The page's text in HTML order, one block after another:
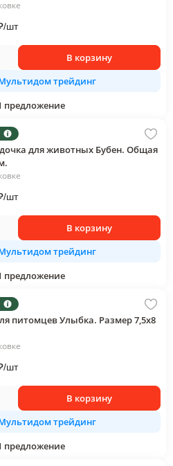
/шт
В корзину
трейдинг
предложение
для животных Бубен. Общая
/шт
В корзину
трейдинг
предложение
питомцев Улыбка. Размер 7,5х8
/шт
В корзину
трейдинг
предложение